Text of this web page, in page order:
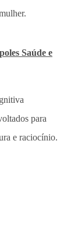
Saúde e
para
e raciocínio.